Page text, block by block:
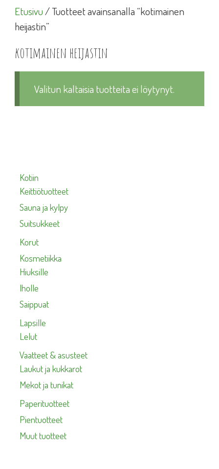
Etusivu/ Tuotteet avainsanalla “kotimainen
heijastin”
kotimainen heijastin
Valitun kaltaisia tuotteita ei löytynyt.
Kotiin
Keittiötuotteet
Sauna ja kylpy
Suitsukkeet
Korut
Kosmetiikka
Hiuksille
Iholle
Saippuat
Lapsille
Lelut
Vaatteet & asusteet
Laukut ja kukkarot
Mekot ja tunikat
Paperituotteet
Pientuotteet
Muut tuotteet